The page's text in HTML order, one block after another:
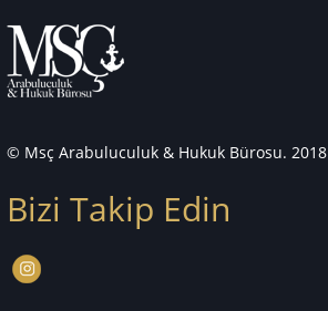
© Msç Arabuluculuk & Hukuk Bürosu. 2018
Bizi Takip Edin